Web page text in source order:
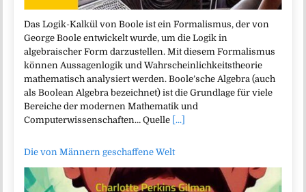
Das Logik-Kalkül von Boole ist ein Formalismus, der von
George Boole entwickelt wurde, um die Logik in
algebraischer Form darzustellen. Mit diesem Formalismus
können Aussagenlogik und Wahrscheinlichkeitstheorie
mathematisch analysiert werden. Boole’sche Algebra (auch
als Boolean Algebra bezeichnet) ist die Grundlage für viele
Bereiche der modernen Mathematik und
Computerwissenschaften… Quelle [...]
Die von Männern geschaffene Welt